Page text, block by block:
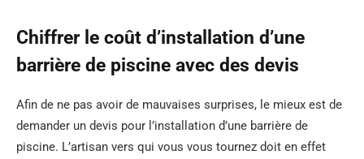
Chiffrer le coût d’installation d’une
barrière de piscine avec des devis
Afin de ne pas avoir de mauvaises surprises, le mieux est de
demander un devis pour l’installation d’une barrière de
piscine. L’artisan vers qui vous vous tournez doit en effet